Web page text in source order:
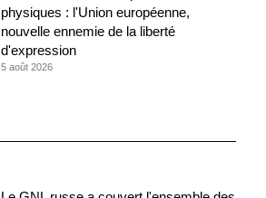
physiques : l'Union européenne,
nouvelle ennemie de la liberté
d'expression
5 août 2026